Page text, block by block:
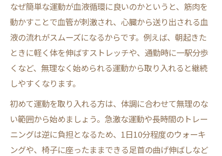
血液循環が悪化する生活習慣を見直そう
運動不足による血流変化のリスク管理法
血液循環の乱れが健康に与える影響解説
ストレッチ習慣で全身への血流を実感
全身の血液循環を良くするストレッチ方法
血液循環を高める伸ばし方のコツを紹介
デスクワーク合間の血液循環ストレッチ術
全身の血行を良くするストレッチ実践法
なぜ簡単な運動が血液循環に良いのかというと、筋肉を
動かすことで血管が刺激され、心臓から送り出される血
液の流れがスムーズになるからです。例えば、朝起きた
ときに軽く体を伸ばすストレッチや、通勤時に一駅分歩
くなど、無理なく始められる運動から取り入れると継続
しやすくなります。
初めて運動を取り入れる方は、体調に合わせて無理のな
い範囲から始めましょう。急激な運動や長時間のトレー
ニングは逆に負担となるため、1日10分程度のウォーキ
ングや、椅子に座ったままできる足首の曲げ伸ばしなど